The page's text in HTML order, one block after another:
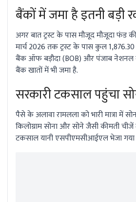
बैंकों में जमा है इतनी बड़ी
अगर बात ट्रस्ट के पास मौजूद मौजूदा फंड
मार्च 2026 तक ट्रस्ट के पास कुल
बैंक ऑफ बड़ौदा (BOB) और पंजाब नेशनल
बैंक खातों में भी जमा है.
सरकारी टकसाल पहुंचा
पैसे के अलावा रामलला को भारी मात्रा में
किलोग्राम सोना और सोने जैसी कीमती
टकसाल यानी एसपीएमसीआईएल भेजा गया